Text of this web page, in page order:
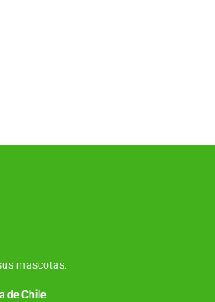
mascotas.
de Chile.